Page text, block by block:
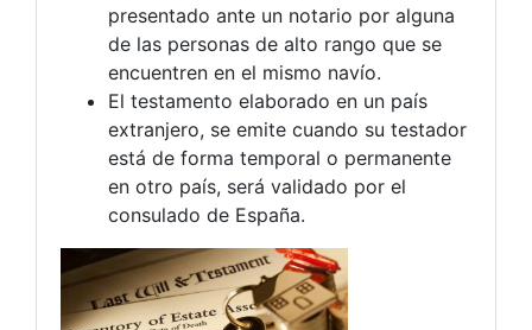
presentado ante un notario por alguna
de las personas de alto rango que se
encuentren en el mismo navío.
El testamento elaborado en un país
extranjero, se emite cuando su testador
está de forma temporal o permanente
en otro país, será validado por el
consulado de España.